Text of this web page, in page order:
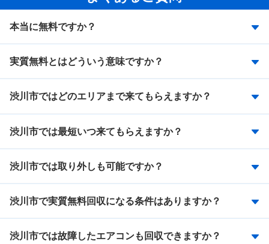
本当に無料ですか？
実質無料とはどういう意味ですか？
渋川市ではどのエリアまで来てもらえますか？
渋川市では最短いつ来てもらえますか？
渋川市では取り外しも可能ですか？
渋川市で実質無料回収になる条件はありますか？
渋川市では故障したエアコンも回収できますか？